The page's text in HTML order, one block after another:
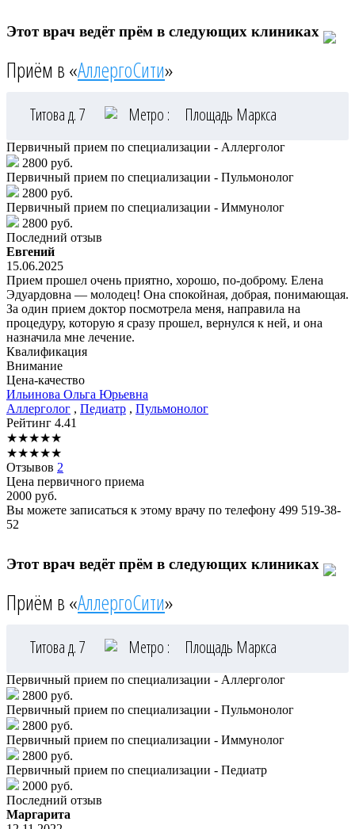
Этот врач ведёт прём в следующих клиниках
Приём в «АллергоСити»
Титова д. 7 Метро : Площадь Маркса
Первичный прием по специализации - Аллерголог
2800 руб.
Первичный прием по специализации - Пульмонолог
2800 руб.
Первичный прием по специализации - Иммунолог
2800 руб.
Последний отзыв
Евгений
15.06.2025
Прием прошел очень приятно, хорошо, по-доброму. Елена
Эдуардовна — молодец! Она спокойная, добрая, понимающая.
За один прием доктор посмотрела меня, направила на
процедуру, которую я сразу прошел, вернулся к ней, и она
назначила мне лечение.
Квалификация
Внимание
Цена-качество
Ильинова Ольга Юрьевна
Аллерголог , Педиатр , Пульмонолог
Рейтинг 4.41
★★★★★
★★★★★
Отзывов 2
Цена первичного приема
2000 руб.
Вы можете записаться к этому врачу по телефону 499 519-38-
52
Этот врач ведёт прём в следующих клиниках
Приём в «АллергоСити»
Титова д. 7 Метро : Площадь Маркса
Первичный прием по специализации - Аллерголог
2800 руб.
Первичный прием по специализации - Пульмонолог
2800 руб.
Первичный прием по специализации - Иммунолог
2800 руб.
Первичный прием по специализации - Педиатр
2000 руб.
Последний отзыв
Маргарита